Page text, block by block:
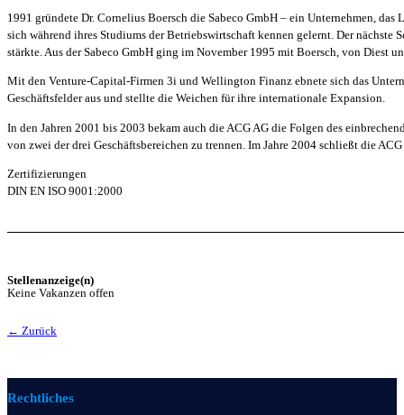
1991 gründete Dr. Cornelius Boersch die Sabeco GmbH – ein Unternehmen,
sich während ihres Studiums der Betriebswirtschaft kennen gelernt. Der
stärkte. Aus der Sabeco GmbH ging im November 1995 mit Boersch, von Diest
Mit den Venture-Capital-Firmen 3i und Wellington Finanz ebnete sich das
Geschäftsfelder aus und stellte die Weichen für ihre internationale Expansion.
In den Jahren 2001 bis 2003 bekam auch die ACG AG die Folgen des
von zwei der drei Geschäftsbereichen zu trennen. Im Jahre 2004 schließt die
Zertifizierungen
DIN EN ISO 9001:2000
Stellenanzeige(n)
Keine Vakanzen offen
← Zurück
Rechtliches